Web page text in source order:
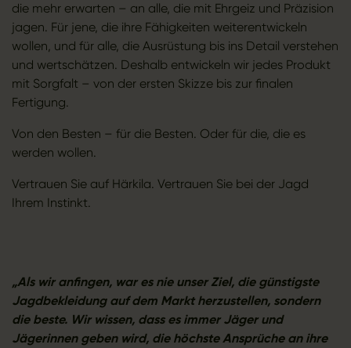
die mehr erwarten – an alle, die mit Ehrgeiz und Präzision
jagen. Für jene, die ihre Fähigkeiten weiterentwickeln
wollen, und für alle, die Ausrüstung bis ins Detail verstehen
und wertschätzen. Deshalb entwickeln wir jedes Produkt
mit Sorgfalt – von der ersten Skizze bis zur finalen
Fertigung.
Von den Besten – für die Besten. Oder für die, die es
werden wollen.
Vertrauen Sie auf Härkila. Vertrauen Sie bei der Jagd
Ihrem Instinkt.
„Als wir anfingen, war es nie unser Ziel, die günstigste
Jagdbekleidung auf dem Markt herzustellen, sondern
die beste. Wir wissen, dass es immer Jäger und
Jägerinnen geben wird, die höchste Ansprüche an ihre